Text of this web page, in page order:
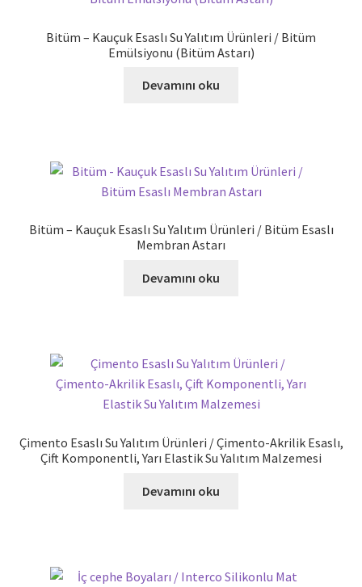
Bitüm – Kauçuk Esaslı Su Yalıtım Ürünleri / Bitüm
Emülsiyonu (Bitüm Astarı)
Devamını oku
Bitüm – Kauçuk Esaslı Su Yalıtım Ürünleri / Bitüm Esaslı
Membran Astarı
Devamını oku
Çimento Esaslı Su Yalıtım Ürünleri / Çimento-Akrilik Esaslı,
Çift Komponentli, Yarı Elastik Su Yalıtım Malzemesi
Devamını oku